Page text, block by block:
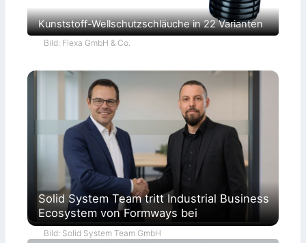
Kunststoff-Wellschutzschläuche in 22 Varianten
Bild: Flexa GmbH & Co.
Solid System Team tritt Industrial Business
Ecosystem von Formways bei
Bild: Solid System Team GmbH